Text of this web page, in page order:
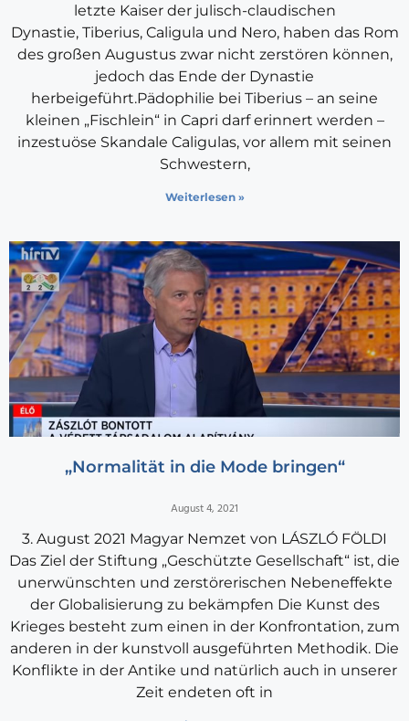
letzte Kaiser der julisch-claudischen
Dynastie, Tiberius, Caligula und Nero, haben das Rom
des großen Augustus zwar nicht zerstören können,
jedoch das Ende der Dynastie
herbeigeführt.Pädophilie bei Tiberius – an seine
kleinen „Fischlein“ in Capri darf erinnert werden –
inzestuöse Skandale Caligulas, vor allem mit seinen
Schwestern,
Weiterlesen »
„Normalität in die Mode bringen“
August 4, 2021
3. August 2021 Magyar Nemzet von LÁSZLÓ FÖLDI
Das Ziel der Stiftung „Geschützte Gesellschaft“ ist, die
unerwünschten und zerstörerischen Nebeneffekte
der Globalisierung zu bekämpfen Die Kunst des
Krieges besteht zum einen in der Konfrontation, zum
anderen in der kunstvoll ausgeführten Methodik. Die
Konflikte in der Antike und natürlich auch in unserer
Zeit endeten oft in